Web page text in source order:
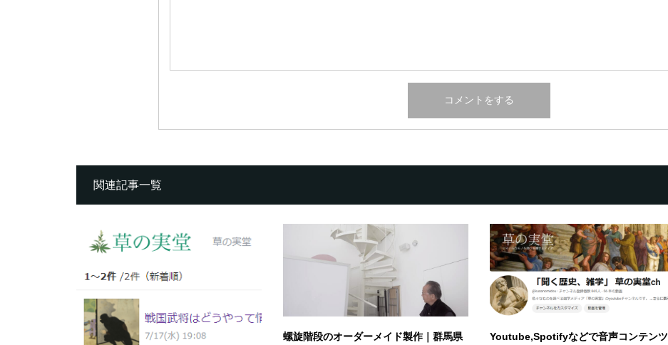
関連記事一覧
螺旋階段のオーダーメイド製作｜群馬県
Youtube,Spotifyなどで音声コンテンツ